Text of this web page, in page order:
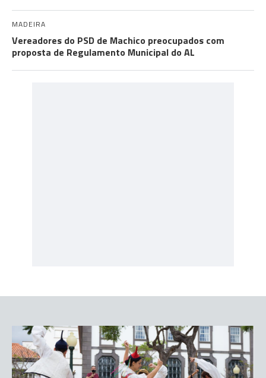
MADEIRA
Vereadores do PSD de Machico preocupados com
proposta de Regulamento Municipal do AL